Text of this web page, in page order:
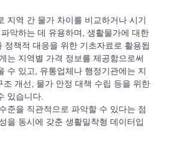
지역 간 물가 차이를 비교하거나 시기
악하는 데 유용하며, 생활물가에 대한
정책적 대응을 위한 기초자료로 활용됩
는 지역별 가격 정보를 제공함으로써
수 있고, 유통업체나 행정기관에는 지
조 개선, 물가 안정 대책 수립 등을 위한
있습니다.
준을 직관적으로 파악할 수 있다는 점
을 동시에 갖춘 생활밀착형 데이터입